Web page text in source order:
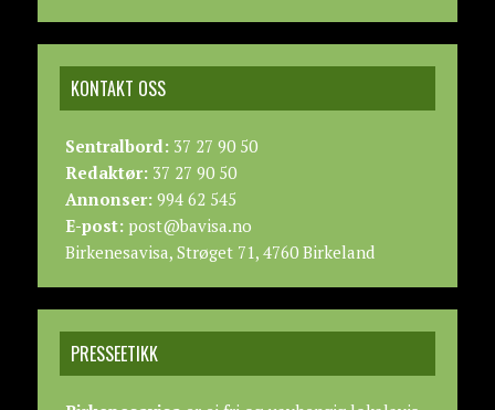
KONTAKT OSS
Sentralbord:37 27 90 50
Redaktør:37 27 90 50
Annonser:994 62 545
E-post:post@bavisa.no
Birkenesavisa, Strøget 71, 4760 Birkeland
PRESSEETIKK